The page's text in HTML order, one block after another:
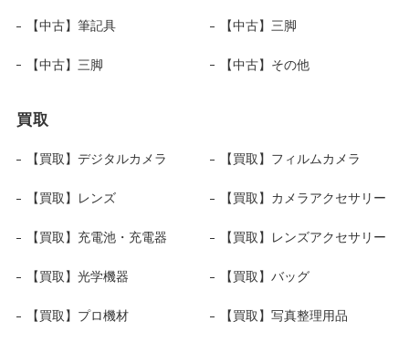
【中古】筆記具 【中古】三脚
【中古】三脚 【中古】その他
買取
【買取】デジタルカメラ 【買取】フィルムカメラ
【買取】レンズ 【買取】カメラアクセサリー
【買取】充電池・充電器 【買取】レンズアクセサリー
【買取】光学機器 【買取】バッグ
【買取】プロ機材 【買取】写真整理用品